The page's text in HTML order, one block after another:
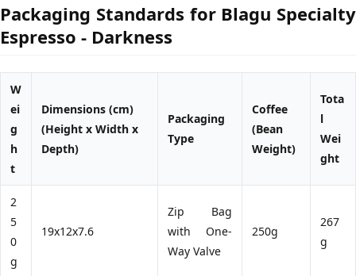
Packaging Standards for Blagu Specialty
Espresso - Darkness
W
ei
g
h
t
Dimensions (cm)
(Height x Width x
Depth)
Packaging
Type
Coffee
(Bean
Weight)
Tota
l
Wei
ght
2
5
0
g
19x12x7.6
Zip Bag
with One-
Way Valve
250g
267
g